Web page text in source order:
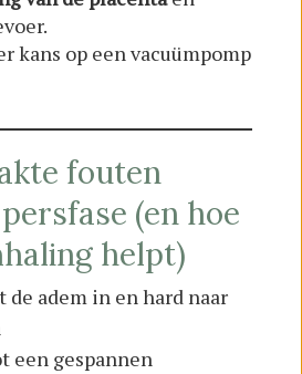
kans op een vacuümpomp
fouten
(en hoe
helpt)
de adem in en hard naar
een gespannen